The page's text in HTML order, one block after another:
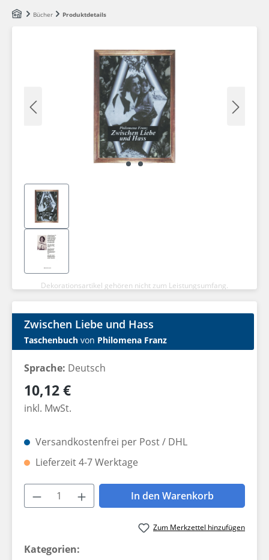
Zum Hauptinhalt springen
Bücher Produktdetails
Dekorationsartikel gehören nicht zum Leistungsumfang.
Zwischen Liebe und Hass
Taschenbuch von Philomena Franz
Sprache: Deutsch
Regulärer Preis:
10,12 €
inkl. MwSt.
Versandkostenfrei per Post / DHL
Lieferzeit 4-7 Werktage
Produkt Anzahl: Gib den
In den Warenkorb
Zum Merkzettel hinzufügen
Kategorien: